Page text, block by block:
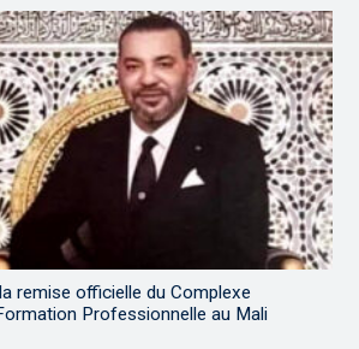
remise officielle du Complexe
Professionnelle au Mali